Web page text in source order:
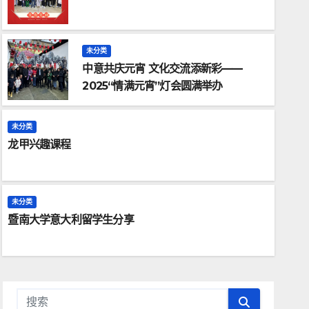
未分类
中意共庆元宵 文化交流添新彩——
2025“情满元宵”灯会圆满举办
未分类
龙甲兴趣课程
未分类
暨南大学意大利留学生分享